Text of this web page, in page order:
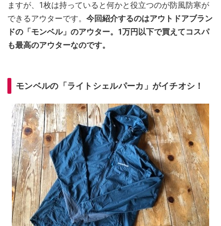
ますが、1枚は持っていると何かと役立つのが防風防寒が
できるアウターです。 今回紹介するのはアウトドアブラン
ドの「モンベル」のアウター。1万円以下で買えてコスパ
も最高のアウターなのです。
モンベルの「ライトシェルパーカ」がイチオシ！